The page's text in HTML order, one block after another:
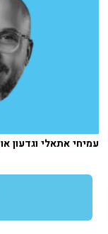
עמיחי אתאלי וגדעון